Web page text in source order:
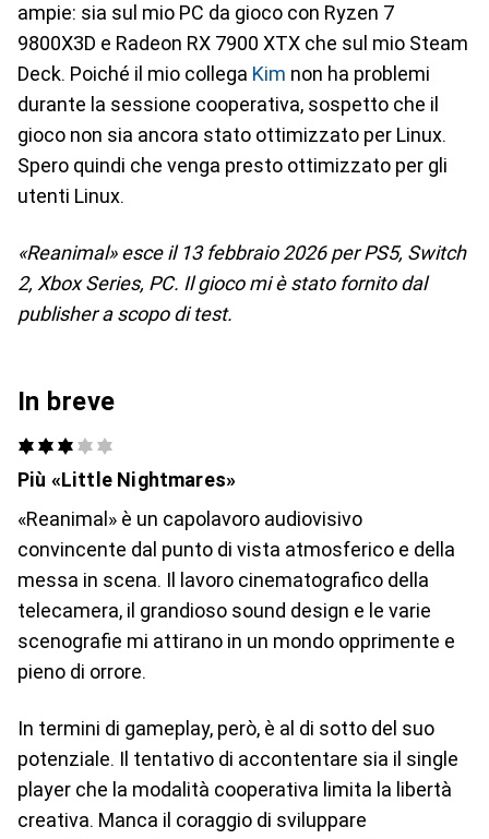
ampie: sia sul mio PC da gioco con Ryzen 7
9800X3D e Radeon RX 7900 XTX che sul mio Steam
Deck. Poiché il mio collega Kim non ha problemi
durante la sessione cooperativa, sospetto che il
gioco non sia ancora stato ottimizzato per Linux.
Spero quindi che venga presto ottimizzato per gli
utenti Linux.
«Reanimal» esce il 13 febbraio 2026 per PS5, Switch
2, Xbox Series, PC. Il gioco mi è stato fornito dal
publisher a scopo di test.
In breve
Più «Little Nightmares»
«Reanimal» è un capolavoro audiovisivo
convincente dal punto di vista atmosferico e della
messa in scena. Il lavoro cinematografico della
telecamera, il grandioso sound design e le varie
scenografie mi attirano in un mondo opprimente e
pieno di orrore.
In termini di gameplay, però, è al di sotto del suo
potenziale. Il tentativo di accontentare sia il single
player che la modalità cooperativa limita la libertà
creativa. Manca il coraggio di sviluppare